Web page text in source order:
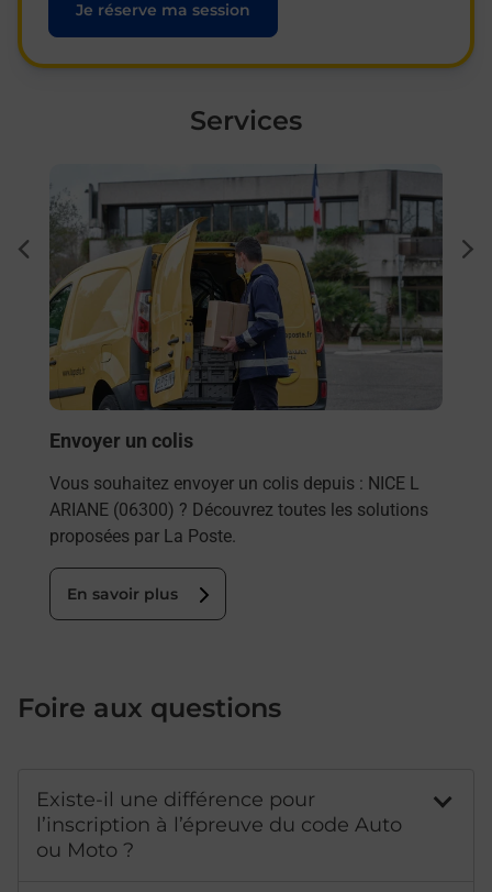
Je réserve ma session
Services
En savoir plus
Envoyer un colis
Vous souhaitez envoyer un colis depuis : NICE L
ARIANE (06300) ? Découvrez toutes les solutions
proposées par La Poste.
En savoir plus
Foire aux questions
Existe-il une différence pour
l’inscription à l’épreuve du code Auto
ou Moto ?